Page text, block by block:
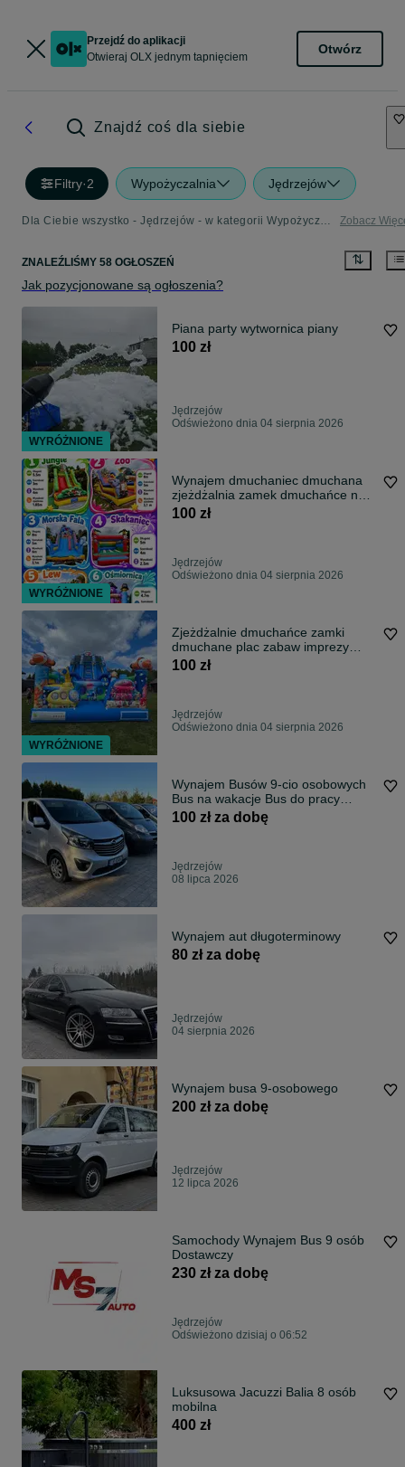
Przejdź do aplikacji
Otwieraj OLX jednym tapnięciem
Otwórz
Znajdź coś dla siebie
Filtry·2 Wypożyczalnia Jędrzejów
Dla Ciebie wszystko - Jędrzejów - w kategorii Wypożyczalnia Zobacz
ZNALEŹLIŚMY 58 OGŁOSZEŃ
Jak pozycjonowane są ogłoszenia?
Piana party wytwornica piany
100 zł
Jędrzejów
Odświeżono dnia 04 sierpnia 2026
Wynajem dmuchaniec dmuchana
zjeżdżalnia zamek dmuchańce na
wynajem
100 zł
Jędrzejów
Odświeżono dnia 04 sierpnia 2026
Zjeżdżalnie dmuchańce zamki
dmuchane plac zabaw imprezy
urodziny
100 zł
Jędrzejów
Odświeżono dnia 04 sierpnia 2026
Wynajem Busów 9-cio osobowych
Bus na wakacje Bus do pracy
WBUSIE.PL
100 zł za dobę
Jędrzejów
08 lipca 2026
Wynajem aut długoterminowy
80 zł za dobę
Jędrzejów
04 sierpnia 2026
Wynajem busa 9-osobowego
200 zł za dobę
Jędrzejów
12 lipca 2026
Samochody Wynajem Bus 9 osób
Dostawczy
230 zł za dobę
Jędrzejów
Odświeżono dzisiaj o 06:52
Luksusowa Jacuzzi Balia 8 osób
mobilna
400 zł
WYRÓŻNIONE
WYRÓŻNIONE
WYRÓŻNIONE